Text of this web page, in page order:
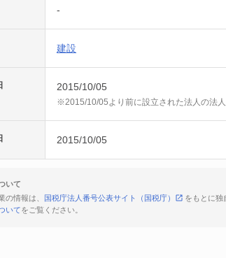
-
建設
2015/10/05
※2015/10/05より前に設立された法人の法
2015/10/05
いて
の情報は、
国税庁法人番号公表サイト（国税庁）
をもとに独
いてをご覧ください。